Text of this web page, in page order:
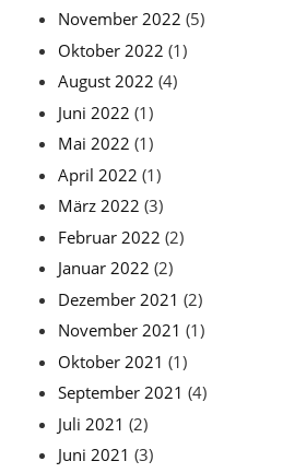
November 2022 (5)
Oktober 2022 (1)
August 2022 (4)
Juni 2022 (1)
Mai 2022 (1)
April 2022 (1)
März 2022 (3)
Februar 2022 (2)
Januar 2022 (2)
Dezember 2021 (2)
November 2021 (1)
Oktober 2021 (1)
September 2021 (4)
Juli 2021 (2)
Juni 2021 (3)